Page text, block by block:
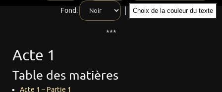
Fond: Choix de la couleur du texte
***
Acte 1
Table des matières
Acte 1 – Partie 1